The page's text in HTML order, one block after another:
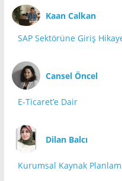
Kaan Calkan
SAP Sektörüne Giriş
Cansel Öncel
E-Ticaret’e Dair
Dilan Balcı
Kurumsal Kaynak